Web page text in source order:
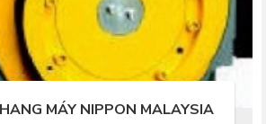
MÁY NIPPON MALAYSIA